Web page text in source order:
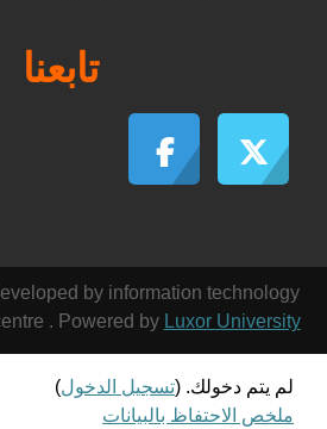
تابعنا
by information technology
. Powered by Luxor University
لم يتم دخولك. (تسجيل الدخول)
ملخص الاحتفاظ بالبيانات